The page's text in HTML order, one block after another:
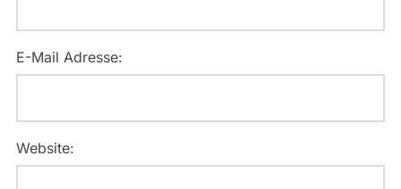
E-Mail Adresse:
Website: